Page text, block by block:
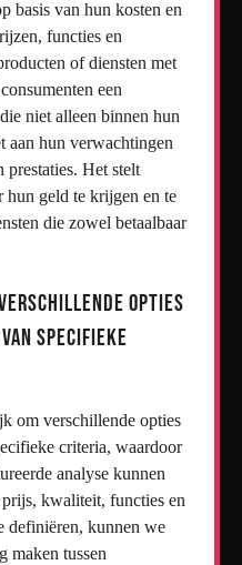
basis van hun kosten en
functies en
of diensten met
een
niet alleen binnen hun
aan hun verwachtingen
Het stelt
hun geld te krijgen en te
die zowel betaalbaar
opties
specifieke
om verschillende opties
criteria, waardoor
analyse kunnen
kwaliteit, functies en
definiëren, kunnen we
maken tussen